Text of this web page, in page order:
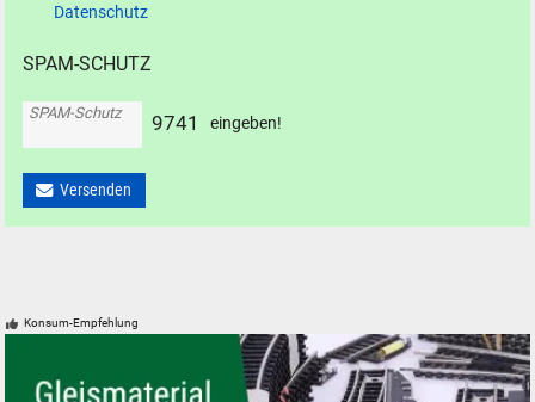
Datenschutz
SPAM-SCHUTZ
SPAM-Schutz 9741 eingeben!
Versenden
Konsum-Empfehlung